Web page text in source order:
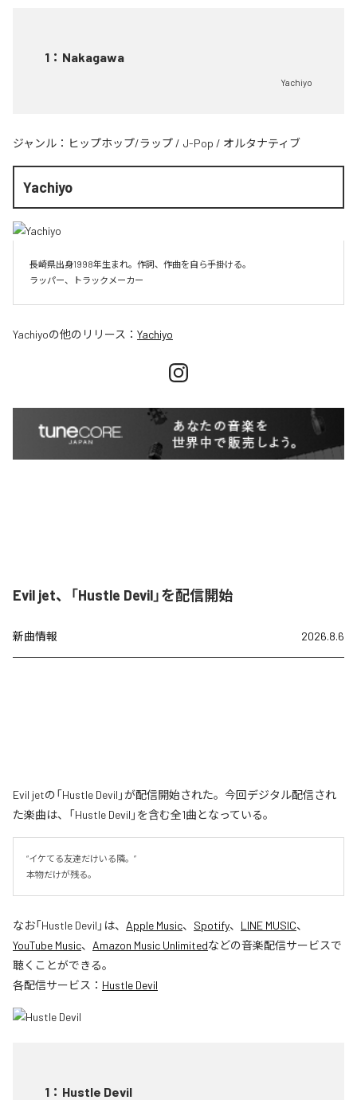
1 ： Nakagawa
Yachiyo
ジャンル： ヒップホップ/ラップ / J-Pop / オルタナティブ
Yachiyo
長崎県出身1998年生まれ。作詞、作曲を自ら手掛ける。
Yachiyoの他のリリース： Yachiyo
Evil jet、「Hustle Devil」を配信開始
新曲情報 2026.8.6
Evil jetの「Hustle Devil」が配信開始された。今回デジタル配信され
た楽曲は、「Hustle Devil」を含む全1曲となっている。
“イケてる友達だけいる隣。”
本物だけが残る。
なお「Hustle Devil 」は、 Apple Music、 Spotify、 LINE MUSIC、
YouTube Music、 Amazon Music Unlimitedなどの音楽配信サービスで
聴くことができる。
各配信サービス： Hustle Devil
1 ： Hustle Devil